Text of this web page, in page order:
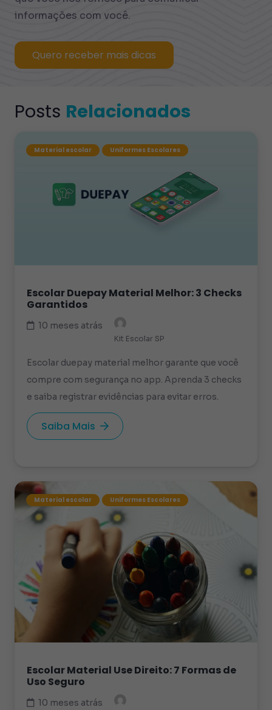
informações com você.
Quero receber mais dicas
Posts Relacionados
Material escolar Uniformes Escolares
Escolar Duepay Material Melhor: 3 Checks
Garantidos
10 meses atrás
Kit Escolar SP
Escolar duepay material melhor garante que você
compre com segurança no app. Aprenda 3 checks
e saiba registrar evidências para evitar erros.
Saiba Mais
Material escolar Uniformes Escolares
Escolar Material Use Direito: 7 Formas de
Uso Seguro
10 meses atrás